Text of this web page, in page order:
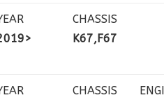
CHASSIS
K67,F67
CHASSIS